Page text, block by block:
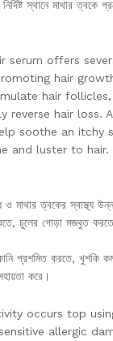
স্থানে মাথার ত্বকে
serum offers
hair
hair
reverse hair loss.
soothe an itchy
and luster to hair.
ও মাথার ত্বকের স্বাস্থ্য
চুলের গোড়া মজবুত
প্রশমিত করতে, খুশকি
করে।
occurs top
allergic